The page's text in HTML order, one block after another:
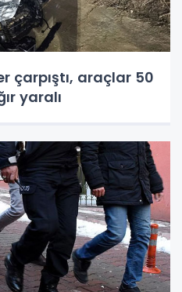
çarpıştı, araçlar 50
yaralı